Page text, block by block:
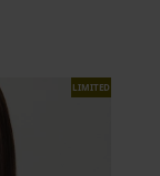
LIMITED